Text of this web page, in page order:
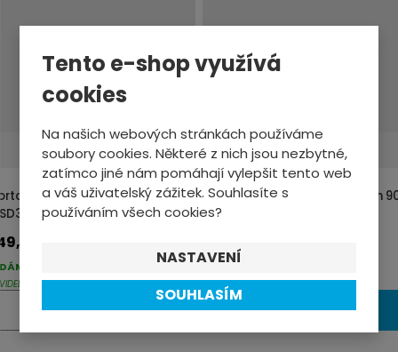
Tento e-shop využívá
cookies
Na našich webových stránkách používáme
soubory cookies. Některé z nich jsou nezbytné,
zatímco jiné nám pomáhají vylepšit tento web
a váš uživatelský zážitek. Souhlasíte s
používáním všech cookies?
NASTAVENÍ
SOUHLASÍM
p
e
t
Doprava zdarma
taška Thule Chasm 70 l
Pond Gray
KOUPIT
DO 2-3 PRAC. DNŮ
AKTUALIZOVANÉ
Doprava zdarma
Sportovní taška Thule Chasm
TDSD304 černá
Z
KOUPIT
DODÁME DO 2-3 PRAC. DNŮ
PRAVIDELNĚ AKTUALIZOVANÉ